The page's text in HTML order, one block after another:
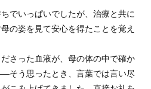
でいっぱいでしたが、治療と共に
の姿を見て安心を得たことを覚え
さった血液が、母の体の中で確か
そう思ったとき、言葉では言い尽